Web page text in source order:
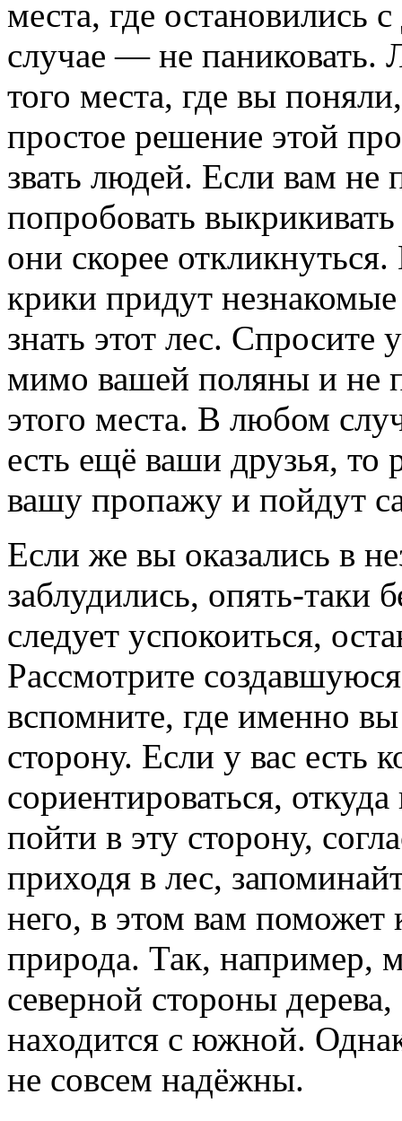
места, где остановились
случае — не паниковать.
того места, где вы
простое решение этой
звать людей. Если вам не
попробовать
они скорее
крики придут
знать этот лес.
мимо вашей поляны и не
этого места. В любом
есть ещё ваши друзья, то
вашу пропажу и пойдут
Если же вы оказались в
заблудились, опять-таки
следует успокоиться,
Рассмотрите
вспомните, где именно
сторону. Если у вас есть
сориентироваться,
пойти в эту сторону,
приходя в лес,
него, в этом вам поможет
природа. Так, например,
северной стороны
находится с южной.
не совсем надёжны.